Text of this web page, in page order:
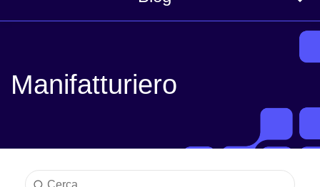
Azienda
Manifatturiero